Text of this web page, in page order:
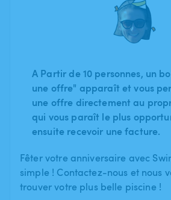
A Partir de 10 personnes, un
une offre" apparaît et vous
une offre directement au
qui vous paraît le plus
ensuite recevoir une facture.
Fêter votre anniversaire avec
simple ! Contactez-nous et nous
trouver votre plus belle piscine !